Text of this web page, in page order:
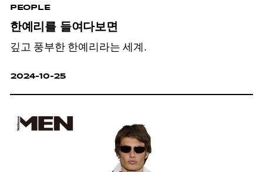
PEOPLE
한예리를 들여다보면
깊고 풍부한 한예리라는 세계.
2024-10-25